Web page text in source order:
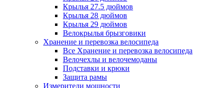
Крылья 27.5 дюймов
Крылья 28 дюймов
Крылья 29 дюймов
Велокрылья брызговики
Хранение и перевозка велосипеда
Все Хранение и перевозка велосипеда
Велочехлы и велочемоданы
Подставки и крюки
Защита рамы
Измерители мощности